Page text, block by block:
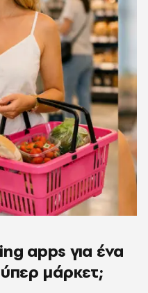
apps για ένα
μάρκετ;